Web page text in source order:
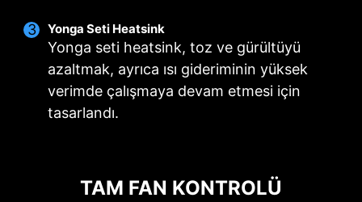
Yonga Seti Heatsink
Yonga seti heatsink, toz ve gürültüyü
azaltmak, ayrıca ısı gideriminin yüksek
verimde çalışmaya devam etmesi için
tasarlandı.
TAM FAN KONTROLÜ
hızaşırtmalı çok çekirdekli CPU
tasarımı, CPU'ya nokta
hassasiyetinde daha hızlı ve
desteklemekle kalmaz, aynı